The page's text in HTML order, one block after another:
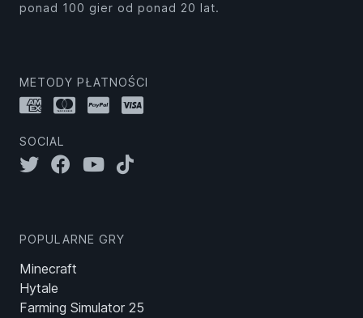
ponad 100 gier od ponad 20 lat.
METODY PŁATNOŚCI
SOCIAL
POPULARNE GRY
Minecraft
Hytale
Farming Simulator 25